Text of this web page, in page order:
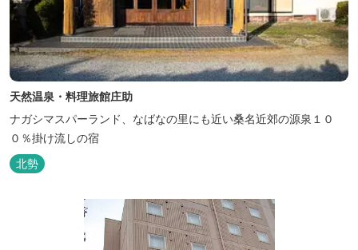
天然温泉・料理旅館庄助
ナガシマスパーランド、なばなの里にも近い桑名近郊の源泉１０
０％掛け流しの宿
北勢